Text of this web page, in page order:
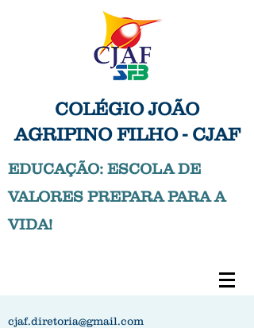
COLÉGIO JOÃO
AGRIPINO FILHO - CJAF
EDUCAÇÃO: ESCOLA DE
VALORES PREPARA PARA A
VIDA!
cjaf.diretoria@gmail.com